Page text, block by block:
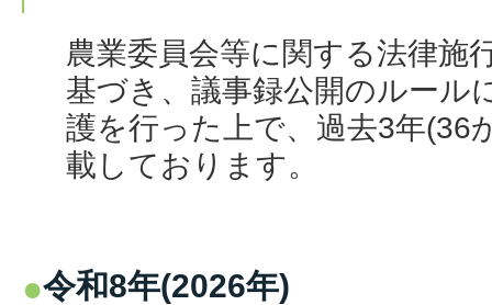
農業委員会等に関する法律施
基づき、議事録公開のルール
護を行った上で、過去3年(36
載しております。
令和8年(2026年)